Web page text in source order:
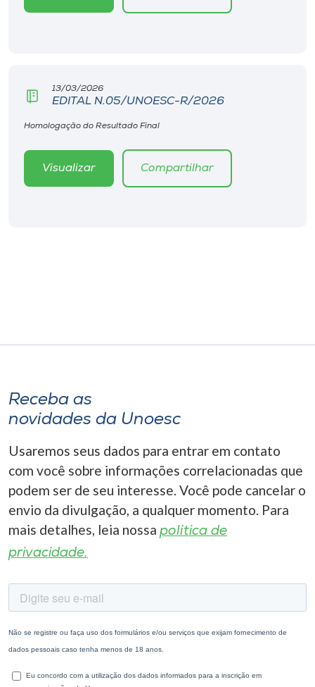
13/03/2026
EDITAL N.05/UNOESC-R/2026
Homologação do Resultado Final
Visualizar Compartilhar
Receba as
novidades da Unoesc
Usaremos seus dados para entrar em contato
com você sobre informações correlacionadas que
podem ser de seu interesse. Você pode cancelar o
envio da divulgação, a qualquer momento. Para
mais detalhes, leia nossa política de
privacidade.